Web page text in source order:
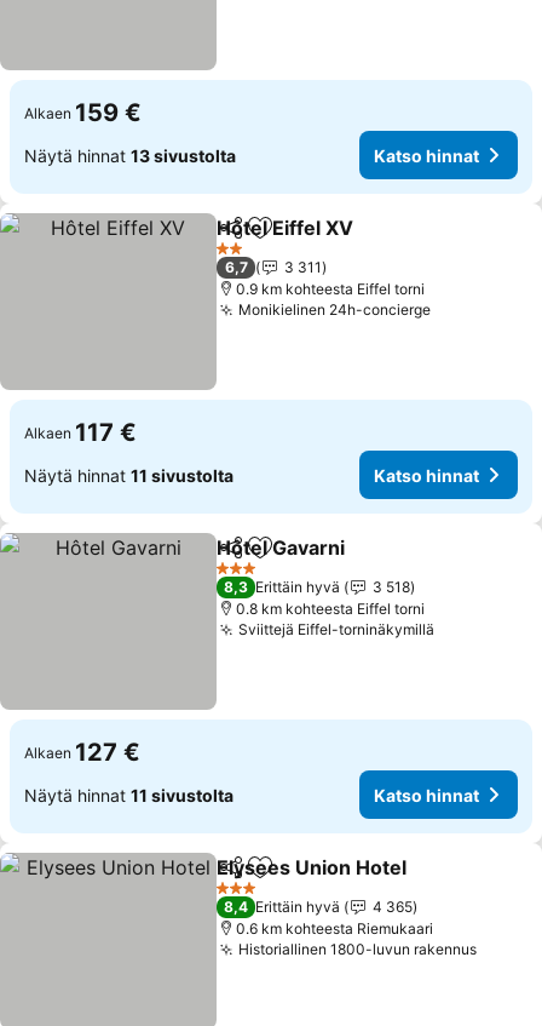
Alkaen 159 €
Näytä hinnat 13 sivustolta Katso hinnat
Jaa Lisää suosikkeihin
Hôtel Eiffel XV
2 Tähtiluokitus
6,7
3 311
0.9 km kohteesta Eiffel torni
Monikielinen 24h-concierge
Alkaen 117 €
Näytä hinnat 11 sivustolta Katso hinnat
Jaa Lisää suosikkeihin
Hôtel Gavarni
3 Tähtiluokitus
8,3 Erittäin hyvä
3 518
0.8 km kohteesta Eiffel torni
Sviittejä Eiffel-torninäkymillä
Alkaen 127 €
Näytä hinnat 11 sivustolta Katso hinnat
Jaa Lisää suosikkeihin
Elysees Union Hotel
3 Tähtiluokitus
8,4 Erittäin hyvä
4 365
0.6 km kohteesta Riemukaari
Historiallinen 1800-luvun rakennus